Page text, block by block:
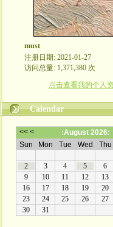
must
注册日期: 2021-01-27
访问总量: 1,371,380 次
点击查看我的个人
Calendar